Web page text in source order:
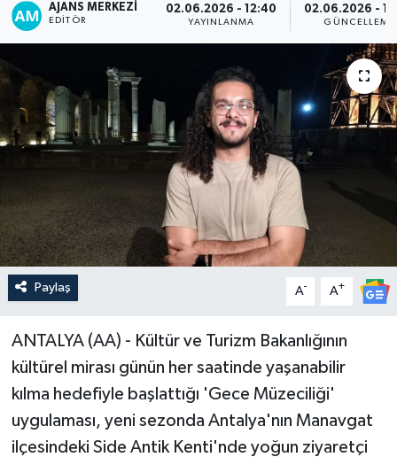
AJANS MERKEZI
EDITÖR
02.06.2026 - 12:40
YAYINLANMA
02.06.2026 -
GÜNCELLEME
Paylaş A- A+
ANTALYA (AA) - Kültür ve Turizm Bakanlığının
kültürel mirası günün her saatinde yaşanabilir
kılma hedefiyle başlattığı 'Gece Müzeciliği'
uygulaması, yeni sezonda Antalya'nın Manavgat
ilçesindeki Side Antik Kenti'nde yoğun ziyaretçi